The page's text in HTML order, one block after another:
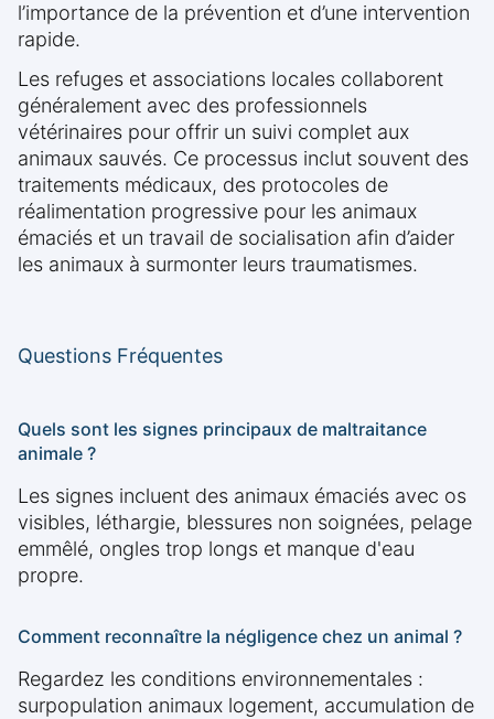
l’importance de la prévention et d’une intervention
rapide.
Les refuges et associations locales collaborent
généralement avec des professionnels
vétérinaires pour offrir un suivi complet aux
animaux sauvés. Ce processus inclut souvent des
traitements médicaux, des protocoles de
réalimentation progressive pour les animaux
émaciés et un travail de socialisation afin d’aider
les animaux à surmonter leurs traumatismes.
Questions Fréquentes
Quels sont les signes principaux de maltraitance
animale ?
Les signes incluent des animaux émaciés avec os
visibles, léthargie, blessures non soignées, pelage
emmêlé, ongles trop longs et manque d'eau
propre.
Comment reconnaître la négligence chez un animal ?
Regardez les conditions environnementales :
surpopulation animaux logement, accumulation de